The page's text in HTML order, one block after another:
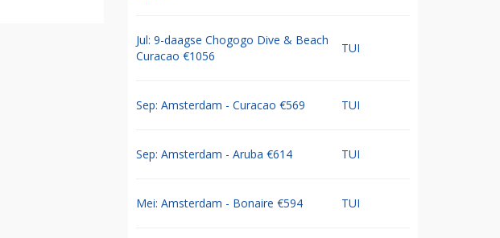
Jul: 9-daagse Chogogo Dive & Beach
Curacao €1056
TUI
Sep: Amsterdam - Curacao €569 TUI
Sep: Amsterdam - Aruba €614 TUI
Mei: Amsterdam - Bonaire €594 TUI